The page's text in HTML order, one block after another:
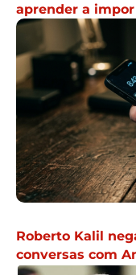
aprender a
Roberto Kalil
conversas com